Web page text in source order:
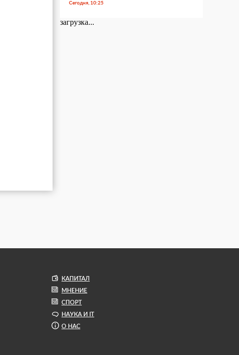
Сегодня, 10:25
загрузка...
КАПИТАЛ
МНЕНИЕ
СПОРТ
НАУКА И IT
О НАС